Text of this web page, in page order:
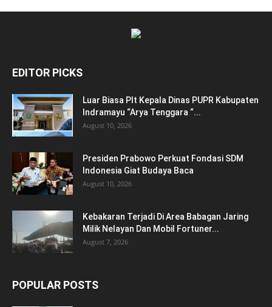
EDITOR PICKS
Luar Biasa Plt Kepala Dinas PUPR Kabupaten
Indramayu “Arya Tenggara “...
August 10, 2026
Presiden Prabowo Perkuat Fondasi SDM
Indonesia Giat Budaya Baca
August 10, 2026
Kebakaran Terjadi Di Area Babagan Jaring
Milik Nelayan Dan Mobil Fortuner...
August 7, 2026
POPULAR POSTS